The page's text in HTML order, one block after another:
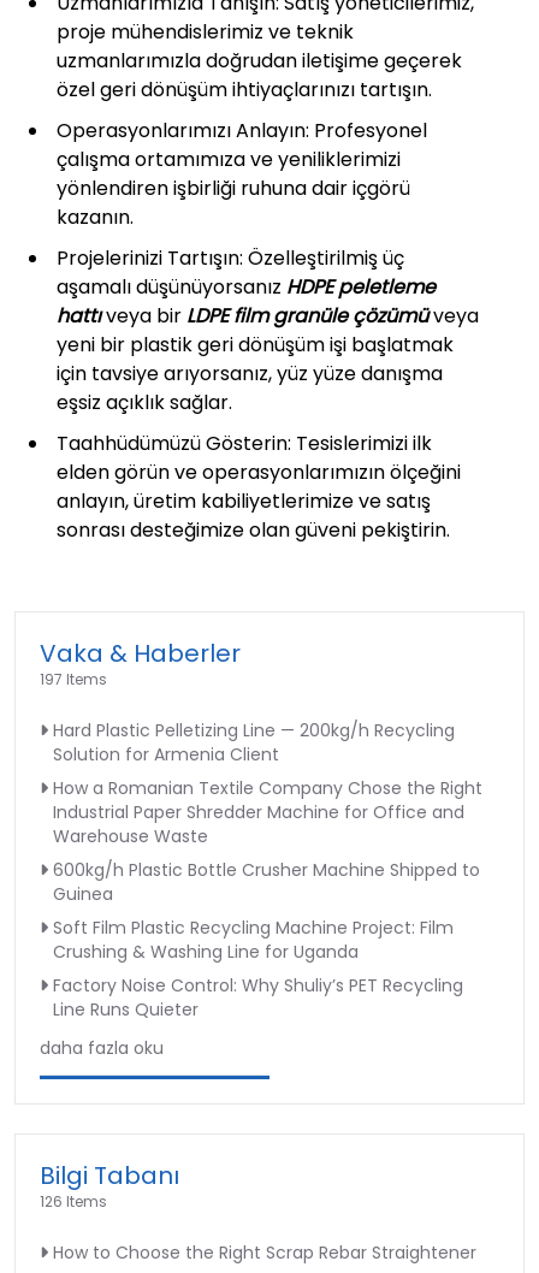
proje mühendislerimiz ve teknik
uzmanlarımızla doğrudan iletişime geçerek
özel geri dönüşüm ihtiyaçlarınızı tartışın.
Operasyonlarımızı Anlayın: Profesyonel
çalışma ortamımıza ve yeniliklerimizi
yönlendiren işbirliği ruhuna dair içgörü
kazanın.
Projelerinizi Tartışın: Özelleştirilmiş üç
aşamalı düşünüyorsanız HDPE peletleme
hattıveya bir LDPE film granüle çözümüveya
yeni bir plastik geri dönüşüm işi başlatmak
için tavsiye arıyorsanız, yüz yüze danışma
eşsiz açıklık sağlar.
Taahhüdümüzü Gösterin: Tesislerimizi ilk
elden görün ve operasyonlarımızın ölçeğini
anlayın, üretim kabiliyetlerimize ve satış
sonrası desteğimize olan güveni pekiştirin.
Vaka & Haberler
197 Items
Hard Plastic Pelletizing Line — 200kg/h Recycling
Solution for Armenia Client
How a Romanian Textile Company Chose the Right
Industrial Paper Shredder Machine for Office and
Warehouse Waste
600kg/h Plastic Bottle Crusher Machine Shipped to
Guinea
Soft Film Plastic Recycling Machine Project: Film
Crushing & Washing Line for Uganda
Factory Noise Control: Why Shuliy’s PET Recycling
Line Runs Quieter
daha fazla oku
Bilgi Tabanı
126 Items
How to Choose the Right Scrap Rebar Straightener